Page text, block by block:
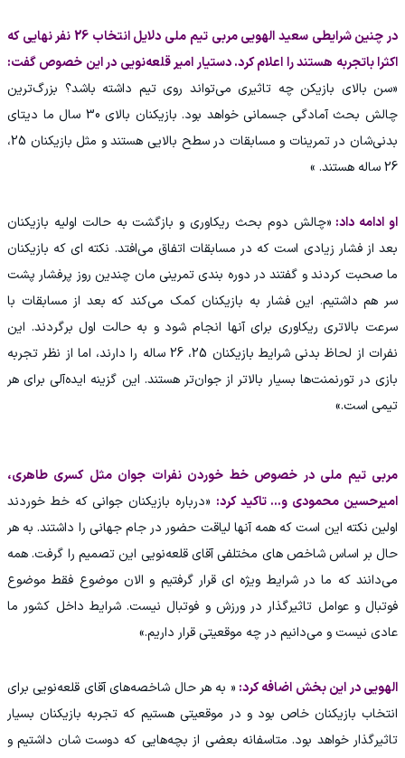
در چنین شرایطی سعید الهویی مربی تیم ملی دلایل انتخاب 26 نفر نهایی که
اکثرا باتجربه هستند را اعلام کرد. دستیار امیر قلعه‌‌نویی در این خصوص گفت:
«سن بالای بازیکن چه تاثیری می‌تواند روی تیم داشته باشد؟ بزرگ‌ترین
چالش بحث آمادگی جسمانی خواهد بود. بازیکنان بالای 30 سال ما دیتای
بدنی‌شان در تمرینات و مسابقات در سطح بالایی هستند و مثل بازیکنان 25،
26 ساله هستند. »
او ادامه داد: «چالش دوم بحث ریکاوری و بازگشت به حالت اولیه بازیکنان
بعد از فشار زیادی است که در مسابقات اتفاق می‌افتد. نکته ای که بازیکنان
ما صحبت کردند و گفتند در دوره بندی تمرینی مان چندین روز پرفشار پشت
سر هم داشتیم. این فشار به بازیکنان کمک می‌کند که بعد از مسابقات با
سرعت بالاتری ریکاوری برای آنها انجام شود و به حالت اول برگردند. این
نفرات از لحاظ بدنی شرایط بازیکنان 25، 26 ساله را دارند، اما از نظر تجربه
بازی در تورنمنت‌ها بسیار بالاتر از جوان‌تر هستند. این گزینه ایده‌آلی برای هر
تیمی است.»
مربی تیم ملی در خصوص خط خوردن نفرات جوان مثل کسری طاهری،
امیرحسین محمودی و... تاکید کرد: «درباره بازیکنان جوانی که خط خوردند
اولین نکته این است که همه آنها لیاقت حضور در جام جهانی را داشتند. به هر
حال بر اساس شاخص های مختلفی آقای قلعه‌نویی این تصمیم را گرفت. همه
می‌دانند که ما در شرایط ویژه ای قرار گرفتیم و الان موضوع فقط موضوع
فوتبال و عوامل تاثیرگذار در ورزش و فوتبال نیست. شرایط داخل کشور ما
عادی نیست و می‌دانیم در چه موقعیتی قرار داریم.»
الهویی در این بخش اضافه کرد: « به هر حال شاخصه‌های آقای قلعه‌نویی برای
انتخاب بازیکنان خاص بود و در موقعیتی هستیم که تجربه بازیکنان بسیار
تاثیرگذار خواهد بود. متاسفانه بعضی از بچه‌هایی که دوست شان داشتیم و